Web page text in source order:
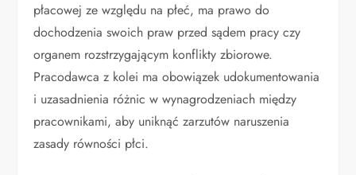
płacowej ze względu na płeć, ma prawo do
dochodzenia swoich praw przed sądem pracy czy
organem rozstrzygającym konflikty zbiorowe.
Pracodawca z kolei ma obowiązek udokumentowania
i uzasadnienia różnic w wynagrodzeniach między
pracownikami, aby uniknąć zarzutów naruszenia
zasady równości płci.